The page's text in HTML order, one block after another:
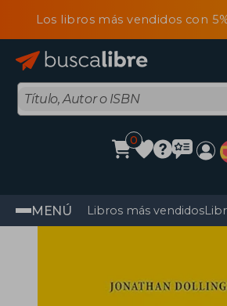
Los libros más vendidos con
0
MENÚ Libros más vendidos